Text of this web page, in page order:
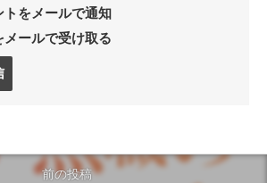
トをメールで通知
メールで受け取る
る
前の投稿